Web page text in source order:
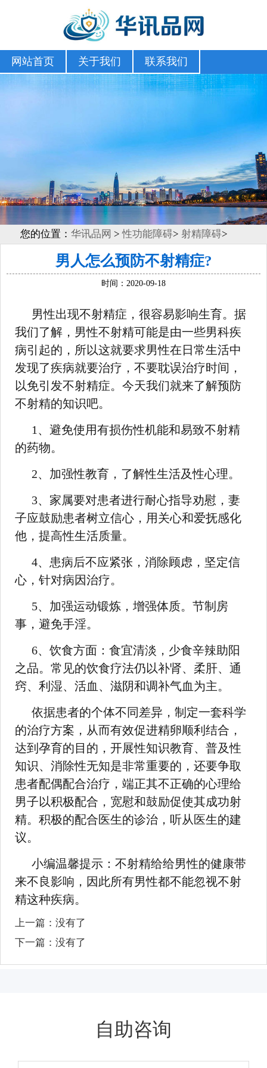
网站首页 关于我们 联系我们
您的位置： 华讯品网 >性功能障碍> 射精障碍>
男人怎么预防不射精症?
时间：2020-09-18
男性出现不射精症，很容易影响生育。据
我们了解，男性不射精可能是由一些男科疾
病引起的，所以这就要求男性在日常生活中
发现了疾病就要治疗，不要耽误治疗时间，
以免引发不射精症。今天我们就来了解预防
不射精的知识吧。
1、避免使用有损伤性机能和易致不射精
的药物。
2、加强性教育，了解性生活及性心理。
3、家属要对患者进行耐心指导劝慰，妻
子应鼓励患者树立信心，用关心和爱抚感化
他，提高性生活质量。
4、患病后不应紧张，消除顾虑，坚定信
心，针对病因治疗。
5、加强运动锻炼，增强体质。节制房
事，避免手淫。
6、饮食方面：食宜清淡，少食辛辣助阳
之品。常见的饮食疗法仍以补肾、柔肝、通
窍、利湿、活血、滋阴和调补气血为主。
依据患者的个体不同差异，制定一套科学
的治疗方案，从而有效促进精卵顺利结合，
达到孕育的目的，开展性知识教育、普及性
知识、消除性无知是非常重要的，还要争取
患者配偶配合治疗，端正其不正确的心理给
男子以积极配合，宽慰和鼓励促使其成功射
精。积极的配合医生的诊治，听从医生的建
议。
小编温馨提示：不射精给给男性的健康带
来不良影响，因此所有男性都不能忽视不射
精这种疾病。
上一篇：没有了
下一篇：没有了
自助咨询